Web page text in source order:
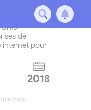
de
internet pour
2018
mois